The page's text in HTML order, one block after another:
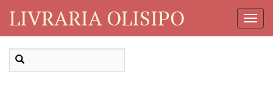
LIVRARIA OLISIPO